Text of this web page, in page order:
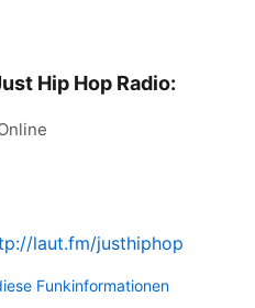
Hip Hop Radio:
laut.fm/justhiphop
Funkinformationen